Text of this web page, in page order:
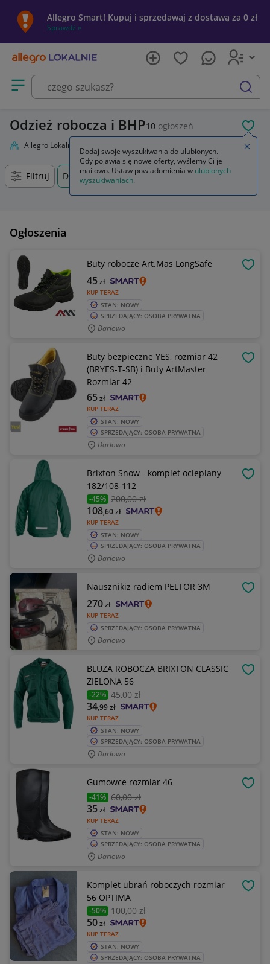
Allegro Smart! Kupuj i sprzedawaj z dostawą za 0 zł
Sprawdź »
Otwórz menu z kategoriami
szukaj
Odzież robocza i BHP10 ogłoszeń
Allegro Lokalnie Odzież robocza i BHP
Filtruj Darłowo, Zachodniopomorskie, +0 km
Ogłoszenia
Buty robocze Art.Mas LongSafe
KUP TERAZ
45zł
STAN: NOWY
SPRZEDAJĄCY: OSOBA PRYWATNA
Darłowo
Buty bezpieczne YES, rozmiar 42
(BRYES-T-SB) i Buty ArtMaster
Rozmiar 42
KUP TERAZ
65zł
STAN: NOWY
SPRZEDAJĄCY: OSOBA PRYWATNA
Darłowo
Brixton Snow - komplet ocieplany
182/108-112
-45% 200,00 zł
KUP TERAZ
108,60zł
STAN: NOWY
SPRZEDAJĄCY: OSOBA PRYWATNA
Darłowo
Nausznikiz radiem PELTOR 3M
KUP TERAZ
270zł
SPRZEDAJĄCY: OSOBA PRYWATNA
Darłowo
BLUZA ROBOCZA BRIXTON CLASSIC
ZIELONA 56
-22% 45,00 zł
KUP TERAZ
34,99zł
STAN: NOWY
SPRZEDAJĄCY: OSOBA PRYWATNA
Darłowo
Gumowce rozmiar 46
-41% 60,00 zł
KUP TERAZ
35zł
STAN: NOWY
SPRZEDAJĄCY: OSOBA PRYWATNA
Darłowo
Komplet ubrań roboczych rozmiar
56 OPTIMA
-50% 100,00 zł
KUP TERAZ
50zł
STAN: NOWY
SPRZEDAJĄCY: OSOBA PRYWATNA
Dodaj swoje wyszukiwania do ulubionych.
Gdy pojawią się nowe oferty, wyślemy Ci je
mailowo. Ustaw powiadomienia w ulubionych
wyszukiwaniach.